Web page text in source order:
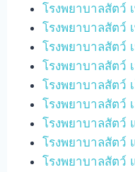
โรงพยาบาลสัตว์
โรงพยาบาลสัตว์
โรงพยาบาลสัตว์
โรงพยาบาลสัตว์
โรงพยาบาลสัตว์
โรงพยาบาลสัตว์
โรงพยาบาลสัตว์
โรงพยาบาลสัตว์
โรงพยาบาลสัตว์